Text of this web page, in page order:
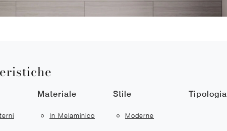
Materiale
In Melaminico
Stile
Moderne
Tipologia